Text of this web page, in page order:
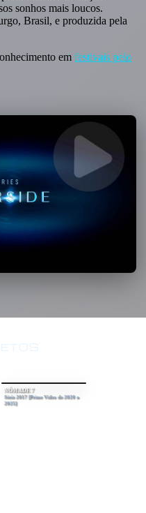
sonhos mais loucos.
Brasil, e produzida pela
emfestivais pelo
NÔMADE 7
Série 2017 [Prime Video de 2020 a
2025]